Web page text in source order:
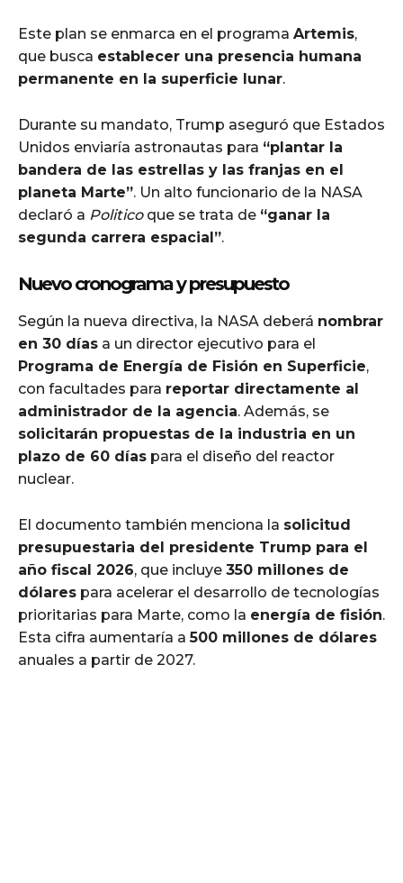
Este plan se enmarca en el programa Artemis,
que busca establecer una presencia humana
permanente en la superficie lunar.
Durante su mandato, Trump aseguró que Estados
Unidos enviaría astronautas para “plantar la
bandera de las estrellas y las franjas en el
planeta Marte”. Un alto funcionario de la NASA
declaró a Politicoque se trata de “ganar la
segunda carrera espacial”.
Nuevo cronograma y presupuesto
Según la nueva directiva, la NASA deberá nombrar
en 30 días a un director ejecutivo para el
Programa de Energía de Fisión en Superficie,
con facultades para reportar directamente al
administrador de la agencia. Además, se
solicitarán propuestas de la industria en un
plazo de 60 días para el diseño del reactor
nuclear.
El documento también menciona la solicitud
presupuestaria del presidente Trump para el
año fiscal 2026, que incluye 350 millones de
dólares para acelerar el desarrollo de tecnologías
prioritarias para Marte, como la energía de fisión.
Esta cifra aumentaría a500 millones de dólares
anuales a partir de 2027.